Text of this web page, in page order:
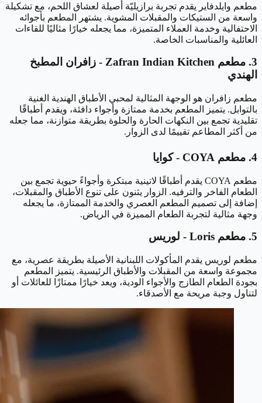
مطعم وايلدفاير يقدم تجربة برازيليّة أصيلة لعشاق اللحم، مع تشكيلة
واسعة من الستيكات والمقبلات المشوية. يشتهر المطعم بأجوائه
الاحتفالية وخدمة العملاء المتميزة، مما يجعله خيارًا مثاليًا للقاءات
العائلية والمناسبات الخاصة.
3. مطعم Zafran Indian Kitchen - زافران المطبخ
الهندي
مطعم زافران هو الوجهة المثالية لمحبي الأطباق الهندية الغنية
بالتوابل. يتميز المطعم بخدمة ممتازة وأجواء دافئة، ويقدم أطباقًا
تقليدية تجمع بين النكهات الحارة والحلوة بطريقة متوازنة، مما جعله
من أكثر المطاعم تقييمًا لدى الزوار.
4. مطعم COYA - كوايا
مطعم COYA يقدم أطباقًا لاتينية مبتكرة وأجواءً حيوية تجمع بين
الطعام الفاخر والترفيه. الزوار يثنون على تنوع الأطباق والمقبلات،
إضافة إلى تصميم المطعم العصري والخدمة الممتازة، ما يجعله
وجهة مثالية لتجربة الطعام المميزة في الرياض.
5. مطعم Loris - لوريس
مطعم لوريس يقدم المأكولات اللبنانية الأصيلة بطريقة عصرية، مع
مجموعة واسعة من المقبلات والأطباق الرئيسية. يتميز المطعم
بجودة الطعام الطازج والأجواء الودية، ويعد خيارًا ممتازًا للعائلات أو
لتناول وجبة مريحة مع الأصدقاء.